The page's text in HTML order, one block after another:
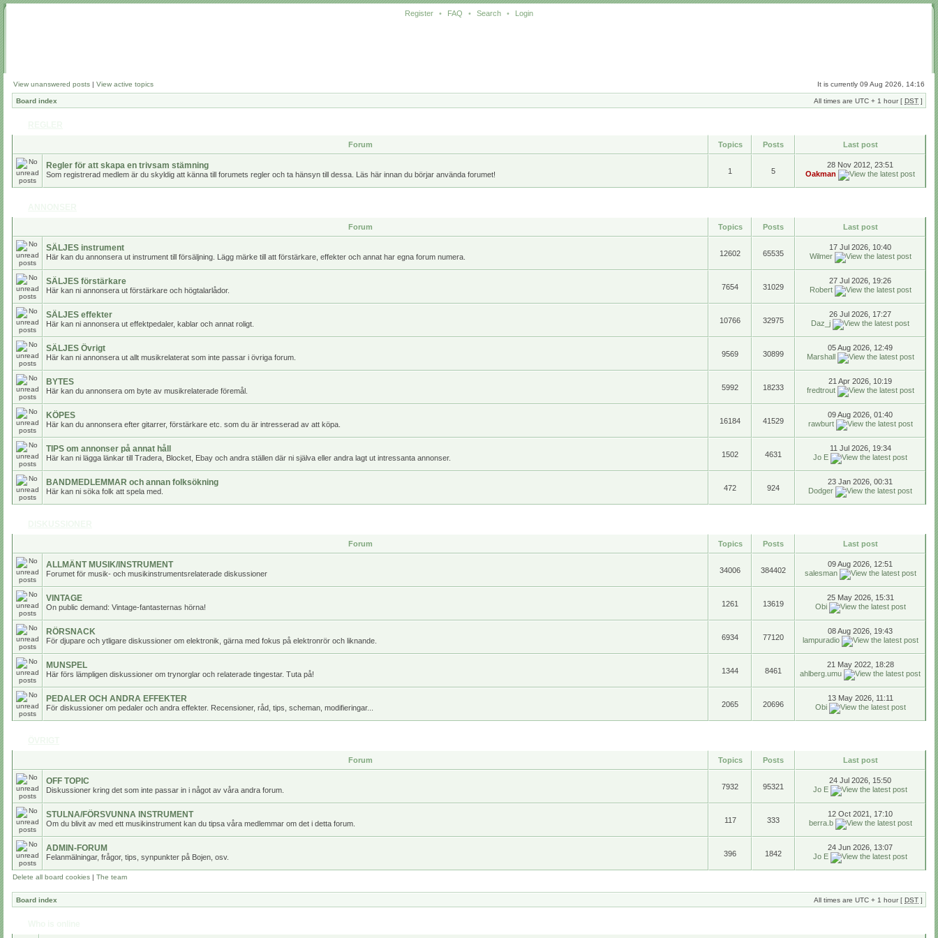
Register • FAQ • Search • Login
View unanswered posts | View active topics It is currently 09 Aug 2026, 14:16
Board index All times are UTC + 1 hour [ DST ]
Forum Topics Posts Last post
Regler för att skapa en trivsam stämning
Som registrerad medlem är du skyldig att känna till forumets regler och ta hänsyn till dessa. Läs här innan du börjar använda forumet! 1 5
28 Nov 2012, 23:51
Oakman
Forum Topics Posts Last post
SÄLJES instrument
Här kan du annonsera ut instrument till försäljning. Lägg märke till att förstärkare, effekter och annat har egna forum numera. 12602 65535
17 Jul 2026, 10:40
Wilmer
SÄLJES förstärkare
Här kan ni annonsera ut förstärkare och högtalarlådor. 7654 31029
27 Jul 2026, 19:26
Robert
SÄLJES effekter
Här kan ni annonsera ut effektpedaler, kablar och annat roligt. 10766 32975
26 Jul 2026, 17:27
Daz_j
SÄLJES Övrigt
Här kan ni annonsera ut allt musikrelaterat som inte passar i övriga forum. 9569 30899
05 Aug 2026, 12:49
Marshall
BYTES
Här kan du annonsera om byte av musikrelaterade föremål. 5992 18233
21 Apr 2026, 10:19
fredtrout
KÖPES
Här kan du annonsera efter gitarrer, förstärkare etc. som du är intresserad av att köpa. 16184 41529
09 Aug 2026, 01:40
rawburt
TIPS om annonser på annat håll
Här kan ni lägga länkar till Tradera, Blocket, Ebay och andra ställen där ni själva eller andra lagt ut intressanta annonser. 1502 4631
11 Jul 2026, 19:34
Jo E
BANDMEDLEMMAR och annan folksökning
Här kan ni söka folk att spela med. 472 924
23 Jan 2026, 00:31
Dodger
Forum Topics Posts Last post
ALLMÄNT MUSIK/INSTRUMENT
Forumet för musik- och musikinstrumentsrelaterade diskussioner 34006 384402
09 Aug 2026, 12:51
salesman
VINTAGE
On public demand: Vintage-fantasternas hörna! 1261 13619
25 May 2026, 15:31
Obi
RÖRSNACK
För djupare och ytligare diskussioner om elektronik, gärna med fokus på elektronrör och liknande. 6934 77120
08 Aug 2026, 19:43
lampuradio
MUNSPEL
Här förs lämpligen diskussioner om trynorglar och relaterade tingestar. Tuta på! 1344 8461
21 May 2022, 18:28
ahlberg.umu
PEDALER OCH ANDRA EFFEKTER
För diskussioner om pedaler och andra effekter. Recensioner, råd, tips, scheman, modifieringar... 2065 20696
13 May 2026, 11:11
Obi
Forum Topics Posts Last post
OFF TOPIC
Diskussioner kring det som inte passar in i något av våra andra forum. 7932 95321
24 Jul 2026, 15:50
Jo E
STULNA/FÖRSVUNNA INSTRUMENT
Om du blivit av med ett musikinstrument kan du tipsa våra medlemmar om det i detta forum. 117 333
12 Oct 2021, 17:10
berra.b
ADMIN-FORUM
Felanmälningar, frågor, tips, synpunkter på Bojen, osv. 396 1842
24 Jun 2026, 13:07
Jo E
Delete all board cookies | The team
Board index All times are UTC + 1 hour [ DST ]